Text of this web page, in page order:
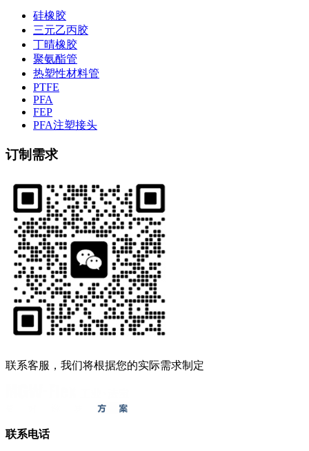
硅橡胶
三元乙丙胶
丁晴橡胶
聚氨酯管
热塑性材料管
PTFE
PFA
FEP
PFA注塑接头
订制需求
联系客服，我们将根据您的实际需求制定
联系电话